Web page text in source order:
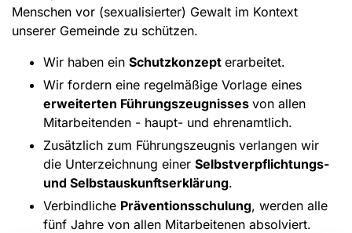
Menschen vor (sexualisierter) Gewalt im Kontext
unserer Gemeinde zu schützen.
Wir haben ein Schutzkonzept erarbeitet.
Wir fordern eine regelmäßige Vorlage eines
erweiterten Führungszeugnisses von allen
Mitarbeitenden - haupt- und ehrenamtlich.
Zusätzlich zum Führungszeugnis verlangen wir
die Unterzeichnung einer Selbstverpflichtungs-
und Selbstauskunftserklärung.
Verbindliche Präventionsschulung, werden alle
fünf Jahre von allen Mitarbeitenen absolviert.